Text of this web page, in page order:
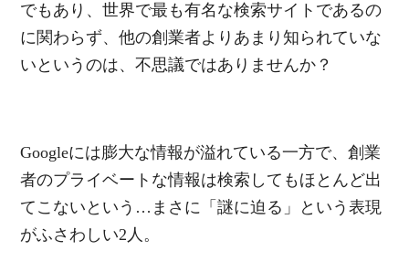
でもあり、世界で最も有名な検索サイトであるの
に関わらず、他の創業者よりあまり知られていな
いというのは、不思議ではありませんか？
Googleには膨大な情報が溢れている一方で、創業
者のプライベートな情報は検索してもほとんど出
てこないという…まさに「謎に迫る」という表現
がふさわしい2人。